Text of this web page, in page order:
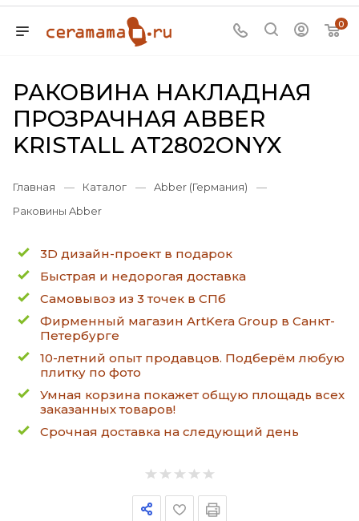
0
РАКОВИНА НАКЛАДНАЯ
ПРОЗРАЧНАЯ ABBER
KRISTALL AT2802ONYX
Главная — Каталог — Abber (Германия)
—
Раковины Abber
3D дизайн-проект в подарок
Быстрая и недорогая доставка
Самовывоз из 3 точек в СПб
Фирменный магазин ArtKera Group в Санкт-
Петербурге
10-летний опыт продавцов. Подберём любую
плитку по фото
Умная корзина покажет общую площадь всех
заказанных товаров!
Срочная доставка на следующий день